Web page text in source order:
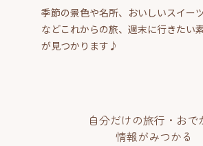
季節の景色や名所、おいしいスイー
などこれからの旅、週末に行きたい
が見つかります♪
自分だけの旅行・おで
情報がみつかる